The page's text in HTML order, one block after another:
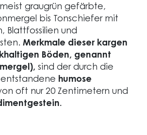
graugrün gefärbte,
bis Tonschiefer mit
Blattfossilien und
Merkmale dieser kargen
Böden, genannt
sind der durch die
humose
oft nur 20 Zentimetern und